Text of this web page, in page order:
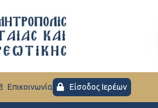
Eπικοινωνία Είσοδος Ιερέων